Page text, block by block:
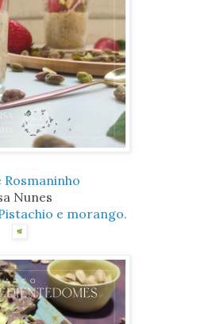
Rosmaninho
Nunes
e morango.